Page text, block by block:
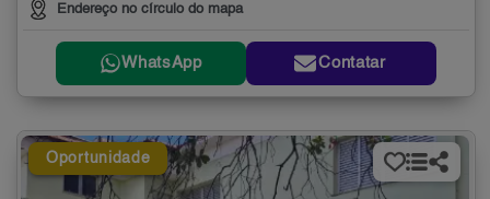
Endereço no círculo do mapa
WhatsApp Contatar
Oportunidade